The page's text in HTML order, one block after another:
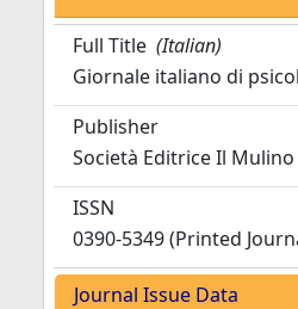
Full Title (Italian)
Giornale italiano di
Publisher
Società Editrice Il Mulino
ISSN
0390-5349 (Printed
Journal Issue Data